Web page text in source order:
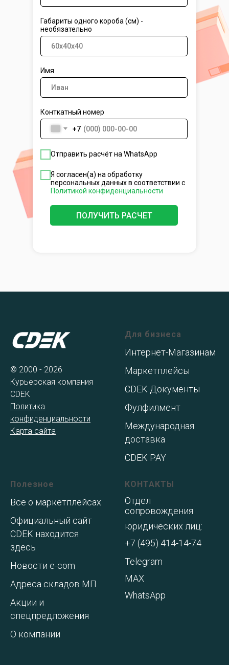
Габариты одного короба (см) -
необязательно
Имя
Конткатный номер
+7
Отправить расчёт на WhatsApp
Я согласен(а) на обработку
персональных данных в соответствии с
Политикой конфиденциальности
ПОЛУЧИТЬ РАСЧЕТ
© 2000 - 2026
Курьерская компания
CDEK
Политика
конфиденциальности
Карта сайта
Для бизнеса
Интернет-Магазинам
Маркетплейсы
CDEK Документы
Фулфилмент
Международная
доставка
CDEK PAY
Полезное
Все о маркетплейсах
Официальный сайт
CDEK находится
здесь
Новости e-com
Адреса складов МП
Акции и
спецпредложения
О компании
КОНТАКТЫ
Отдел
сопровождения
юридических лиц:
+7 (495) 414-14-74
Telegram
MAX
WhatsApp